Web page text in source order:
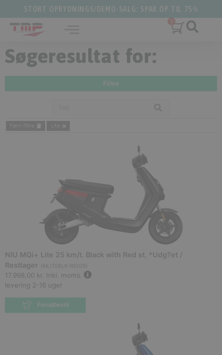
STORT OPRYDNINGS/DEMO-SALG: SPAR OP TIL 75%
Søgeresultat for:
Filtre
NIU MQi+ Lite 25 km/t. Black with Red st, *Udg?et /
Restlager
MLITEBLK-RED25
17.998,00 kr. Inkl. moms.
levering 2-16 uger
Forudbestil